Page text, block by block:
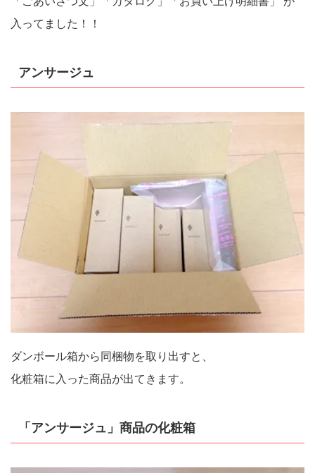
入ってました！！
アンサージュ
ダンボール箱から同梱物を取り出すと、
化粧箱に入った商品が出てきます。
「アンサージュ」商品の化粧箱